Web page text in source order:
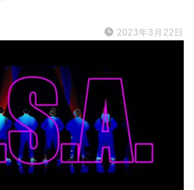
2023年3月22日